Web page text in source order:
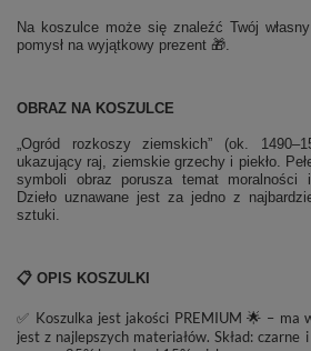
Na koszulce może się znaleźć Twój
pomysł na wyjątkowy prezent 🎁.
OBRAZ NA KOSZULCE
„Ogród rozkoszy ziemskich” (ok.
ukazujący raj, ziemskie grzechy i piekło.
symboli obraz porusza temat moralności
Dzieło uznawane jest za jedno z
sztuki.
📋 OPIS KOSZULKI
✅ Koszulka jest jakości PREMIUM 🌟 – ma
jest z najlepszych materiałów. Skład: czarne